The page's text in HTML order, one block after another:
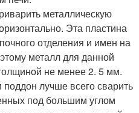
металлическую
Эта пластина
отделения и имен на
металл для данной
не менее 2. 5 мм.
лучше всего сварить
под большим углом